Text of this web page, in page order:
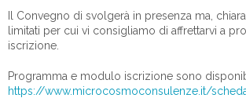
Il Convegno di svolgerà in presenza ma,
limitati per cui vi consigliamo di affrettarvi a
iscrizione.
Programma e modulo iscrizione sono
https://www.microcosmoconsulenze.it/